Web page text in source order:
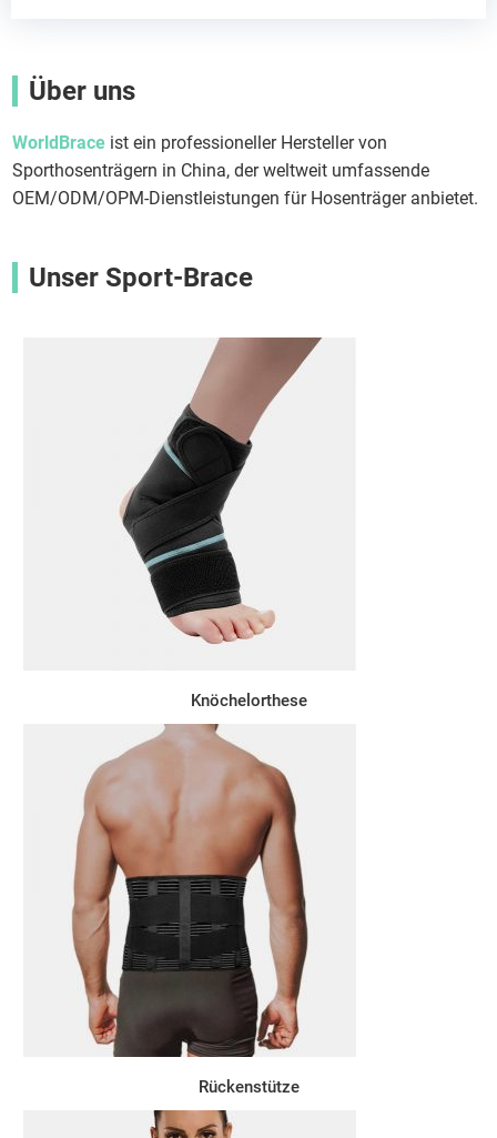
Über uns
WorldBrace ist ein professioneller Hersteller von
Sporthosenträgern in China, der weltweit umfassende
OEM/ODM/OPM-Dienstleistungen für Hosenträger anbietet.
Unser Sport-Brace
Knöchelorthese
Rückenstütze